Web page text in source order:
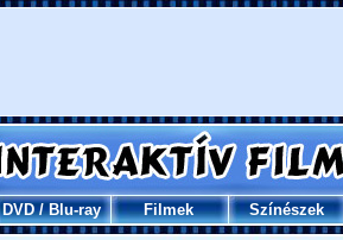
DVD/Blu-ray Filmek Színészek